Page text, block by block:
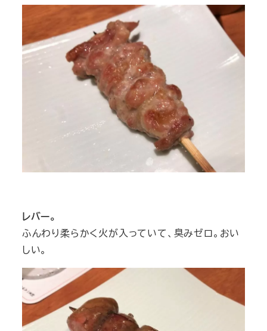
レバー。
ふんわり柔らかく火が入っていて、臭みゼロ。おい
しい。